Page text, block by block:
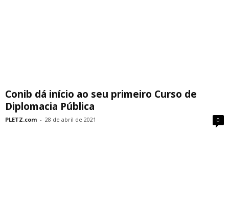
Conib dá início ao seu primeiro Curso de
Diplomacia Pública
PLETZ.com - 28 de abril de 2021 0